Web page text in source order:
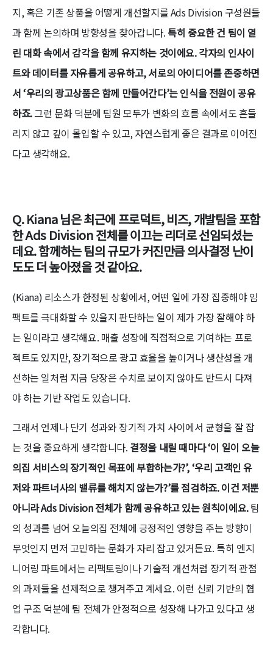
지, 혹은 기존 상품을 어떻게 개선할지를 Ads Division 구성원들
과 함께 논의하며 방향성을 찾아갑니다. 특히 중요한 건 팀이 열
린 대화 속에서 감각을 함께 유지하는 것이에요. 각자의 인사이
트와 데이터를 자유롭게 공유하고, 서로의 아이디어를 존중하면
서 ‘우리의 광고상품은 함께 만들어간다’는 인식을 전원이 공유
하죠.그런 문화 덕분에 팀원 모두가 변화의 흐름 속에서도 흔들
리지 않고 깊이 몰입할 수 있고, 자연스럽게 좋은 결과로 이어진
다고 생각해요.
Q. Kiana 님은 최근에 프로덕트, 비즈, 개발팀을 포함
한 Ads Division 전체를 이끄는 리더로 선임되셨는
데요. 함께하는 팀의 규모가 커진만큼 의사결정 난이
도도 더 높아졌을 것 같아요.
(Kiana) 리소스가 한정된 상황에서, 어떤 일에 가장 집중해야 임
팩트를 극대화할 수 있을지 판단하는 일이 제가 가장 잘해야 하
는 일이라고 생각해요. 매출 성장에 직접적으로 기여하는 프로
젝트도 있지만, 장기적으로 광고 효율을 높이거나 생산성을 개
선하는 일처럼 지금 당장은 수치로 보이지 않아도 반드시 다져
야 하는 기반 작업도 있습니다.
그래서 언제나 단기 성과와 장기적 가치 사이에서 균형을 잘 잡
는 것을 중요하게 생각합니다. 결정을 내릴 때마다 ‘이 일이 오늘
의집 서비스의 장기적인 목표에 부합하는가?’, ‘우리 고객인 유
저와 파트너사의 밸류를 해치지 않는가?’를 점검하죠. 이건 저뿐
아니라 Ads Division 전체가 함께 공유하고 있는 원칙이에요.팀
의 성과를 넘어 오늘의집 전체에 긍정적인 영향을 주는 방향이
무엇인지 먼저 고민하는 문화가 자리 잡고 있거든요. 특히 엔지
니어링 파트에서는 리팩토링이나 기술적 개선처럼 장기적 관점
의 과제들을 선제적으로 챙겨주고 계세요. 이런 신뢰 기반의 협
업 구조 덕분에 팀 전체가 안정적으로 성장해 나가고 있다고 생
각합니다.